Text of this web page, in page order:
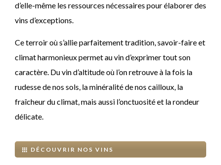
d’elle-même les ressources nécessaires pour élaborer des
vins d’exceptions.
Ce terroir où s’allie parfaitement tradition, savoir-faire et
climat harmonieux permet au vin d’exprimer tout son
caractère. Du vin d’altitude où l’on retrouve à la fois la
rudesse de nos sols, la minéralité de nos cailloux, la
fraîcheur du climat, mais aussi l’onctuosité et la rondeur
délicate.
DÉCOUVRIR NOS VINS